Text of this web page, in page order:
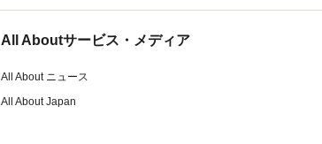
All Aboutサービス・メディア
All About ニュース
All About Japan